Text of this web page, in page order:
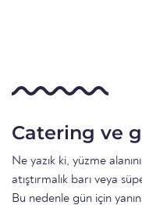
Catering ve
Ne yazık ki, yüzme
atıştırmalık barı veya
Bu nedenle gün için